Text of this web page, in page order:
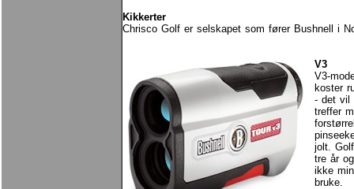
Kikkerter
Chrisco Golf er selskapet som fører Bushnell i
V3
V3-
koster
- det vil
treffer
jolt.
tre år
ikke
bruke.